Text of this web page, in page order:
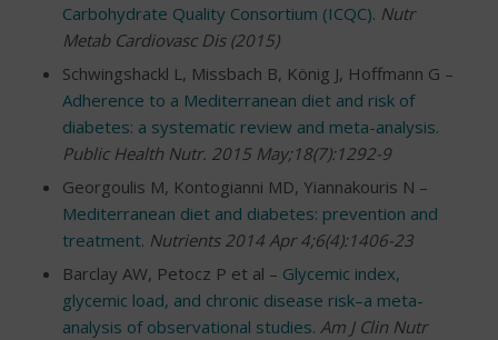
Carbohydrate Quality Consortium (ICQC). Nutr
Metab Cardiovasc Dis (2015)
Schwingshackl L, Missbach B, König J, Hoffmann G –
Adherence to a Mediterranean diet and risk of
diabetes: a systematic review and meta-analysis.
Public Health Nutr. 2015 May;18(7):1292-9
Georgoulis M, Kontogianni MD, Yiannakouris N –
Mediterranean diet and diabetes: prevention and
treatment. Nutrients 2014 Apr 4;6(4):1406-23
Barclay AW, Petocz P et al – Glycemic index,
glycemic load, and chronic disease risk–a meta-
analysis of observational studies. Am J Clin Nutr